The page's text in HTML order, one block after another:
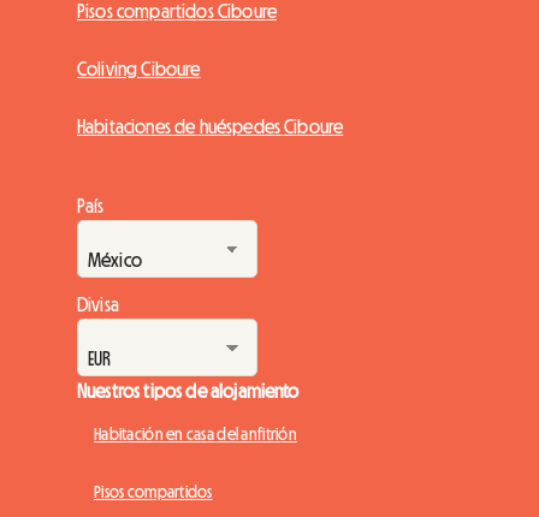
Pisos compartidos Ciboure
Coliving Ciboure
Habitaciones de huéspedes Ciboure
País
Divisa
Nuestros tipos de alojamiento
Habitación en casa del anfitrión
Pisos compartidos